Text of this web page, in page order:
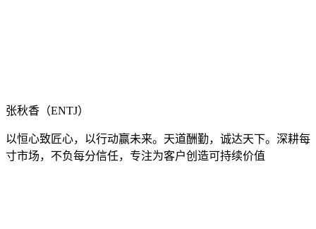
张秋香（ENTJ）
以恒心致匠心，以行动赢未来。天道酬勤，诚达天下。深耕每
寸市场，不负每分信任，专注为客户创造可持续价值